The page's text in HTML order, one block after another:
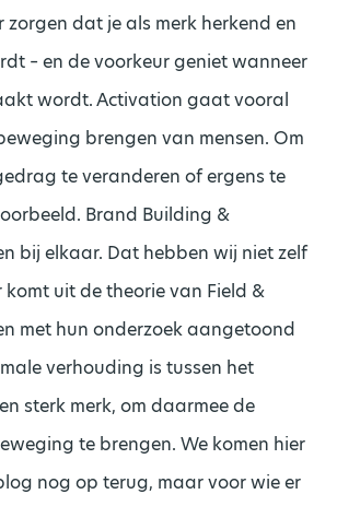
zorgen dat je als merk herkend en
– en de voorkeur geniet wanneer
wordt. Activation gaat vooral
brengen van mensen. Om
te veranderen of ergens te
Brand Building &
bij elkaar. Dat hebben wij niet zelf
uit de theorie van Field &
met hun onderzoek aangetoond
verhouding is tussen het
sterk merk, om daarmee de
te brengen. We komen hier
nog op terug, maar voor wie er